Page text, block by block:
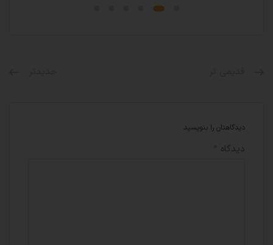
دیدگاهتان را بنویسید
دیدگاه